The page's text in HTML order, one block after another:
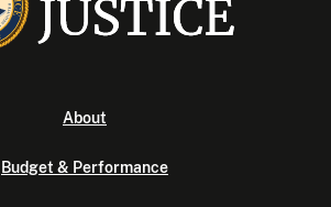
About
Budget & Performance